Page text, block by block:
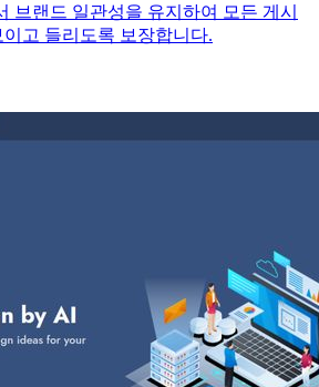
브랜드 일관성을 유지하여 모든 게시
고 들리도록 보장합니다.